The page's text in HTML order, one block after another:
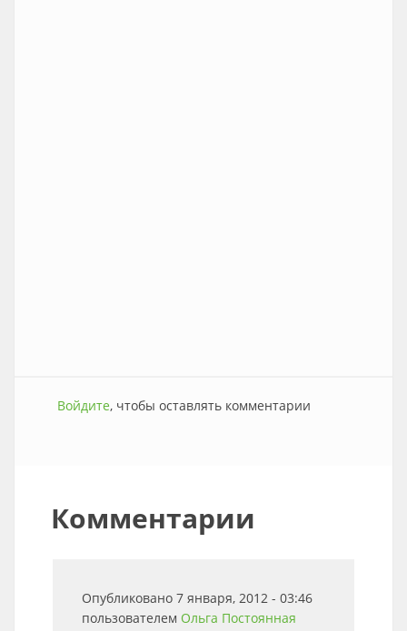
Войдите, чтобы оставлять комментарии
Комментарии
Опубликовано 7 января, 2012 - 03:46
пользователем Ольга Постоянная